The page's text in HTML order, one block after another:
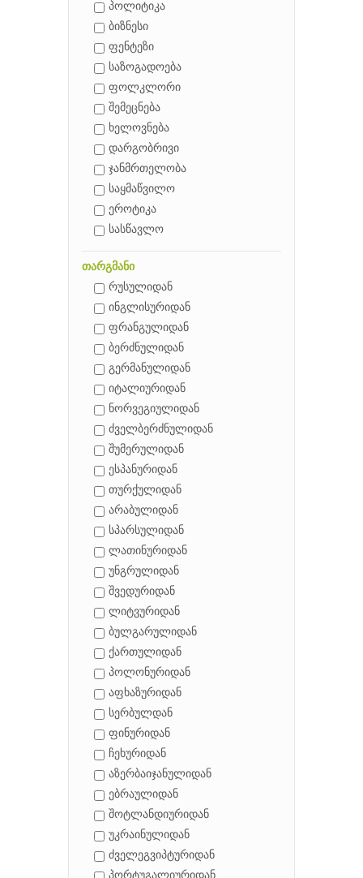
პოლიტიკა
ბიზნესი
ფენტეზი
საზოგადოება
ფოლკლორი
შემეცნება
ხელოვნება
დარგობრივი
ჯანმრთელობა
საყმაწვილო
ეროტიკა
სასწავლო
თარგმანი
რუსულიდან
ინგლისურიდან
ფრანგულიდან
ბერძნულიდან
გერმანულიდან
იტალიურიდან
ნორვეგიულიდან
ძველბერძნულიდან
შუმერულიდან
ესპანურიდან
თურქულიდან
არაბულიდან
სპარსულიდან
ლათინურიდან
უნგრულიდან
შვედურიდან
ლიტვურიდან
ბულგარულიდან
ქართულიდან
პოლონურიდან
აფხაზურიდან
სერბულდან
ფინურიდან
ჩეხურიდან
აზერბაიჯანულიდან
ებრაულიდან
შოტლანდიურიდან
უკრაინულიდან
ძველეგვიპტურიდან